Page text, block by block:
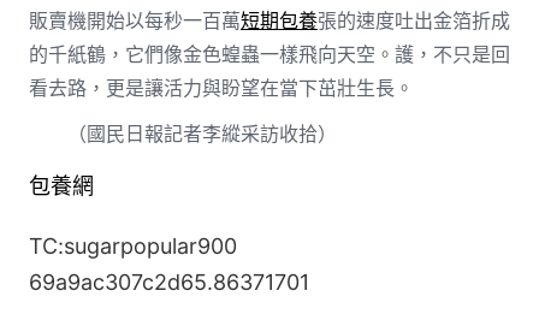
販賣機開始以每秒一百萬短期包養張的速度吐出金箔折成
的千紙鶴，它們像金色蝗蟲一樣飛向天空。護，不只是回
看去路，更是讓活力與盼望在當下茁壯生長。
（國民日報記者李縱采訪收拾）
包養網
TC:sugarpopular900
69a9ac307c2d65.86371701